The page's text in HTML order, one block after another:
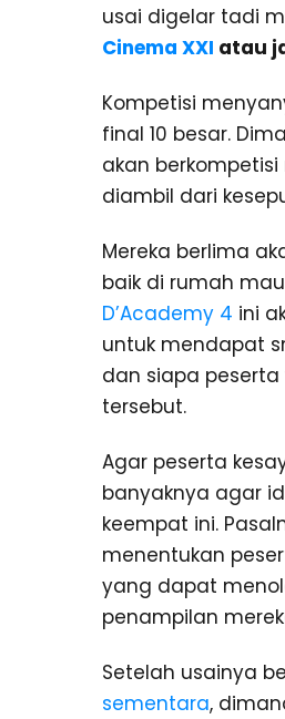
usai digelar tadi
Cinema XXI atau
Kompetisi
final 10 besar.
akan
diambil dari
Mereka berlima
baik di rumah
D’Academy 4 ini
untuk mendapat
dan siapa
tersebut.
Agar peserta
banyaknya agar
keempat ini.
menentukan
yang dapat
penampilan
Setelah usainya
sementara,